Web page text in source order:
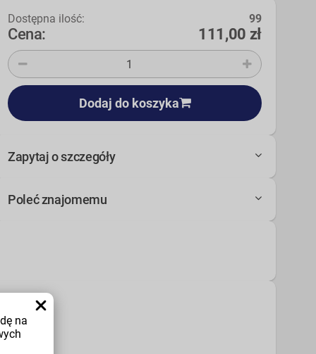
na
Dostępna ilość: 99
Cena: 111,00 zł
Dodaj do koszyka
Zapytaj o szczegóły
Poleć znajomemu